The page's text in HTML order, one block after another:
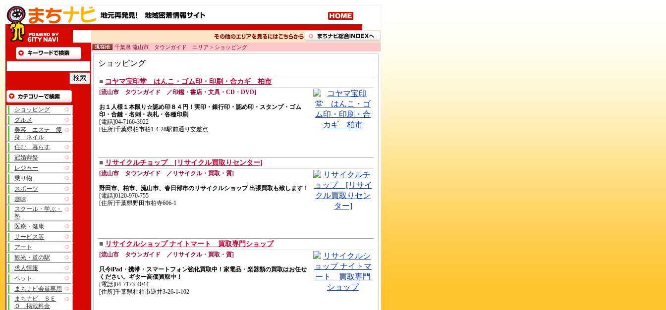
ショッピング
グルメ
美容 エステ 痩
身 ネイル
住む 暮らす
冠婚葬祭
レジャー
乗り物
スポーツ
趣味
スクール・学ぶ・
塾
医療・健康
サービス等
アート
観光・道の駅
求人情報
ペット
まちナビ会員専用
まちナビ ＳＥ
Ｏ 掲載料金
千葉県 流山市 タウンガイド エリア > ショッピング
ショッピング
■ コヤマ宝印堂 はんこ・ゴム印・印刷・合カギ 柏市
[流山市 タウンガイド ／印鑑・書店・文具・CD・DVD]
お１人様１本限り☆認め印８４円！実印・銀行印・認め印・スタンプ・ゴム
印・合鍵・名刺・表札・各種印刷
[電話]04-7166-3922
[住所]千葉県柏市柏1-4-28駅前通り交差点
■ リサイクルチョップ [リサイクル買取りセンター]
[流山市 タウンガイド ／リサイクル・買取・質]
野田市、柏市、流山市、春日部市のリサイクルショップ 出張買取も致します！
[電話]0120-970-755
[住所]千葉県野田市柏寺606-1
■ リサイクルショップ ナイトマート 買取専門ショップ
[流山市 タウンガイド ／リサイクル・買取・質]
只今iPad・携帯・スマートフォン強化買取中！家電品・楽器類の買取はお任せ
ください。ギター高価買取中！
[電話]04-7173-4044
[住所]千葉県柏柏市逆井3-26-1-102